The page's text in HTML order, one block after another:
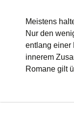
Meistens
Nur den
entlang einer
innerem
Romane gilt